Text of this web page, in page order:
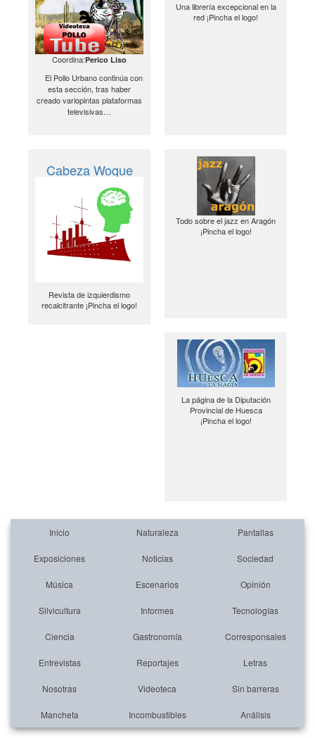
Coordina:Perico Liso
El Pollo Urbano continúa con
esta sección, tras haber
creado variopintas plataformas
televisivas…
Una librería excepcional en la
red ¡Pincha el logo!
Cabeza Woque
Revista de izquierdismo
recalcitrante ¡Pincha el logo!
Todo sobre el jazz en Aragón
¡Pincha el logo!
La página de la Diputación
Provincial de Huesca
¡Pincha el logo!
Inicio Naturaleza Pantallas
Exposiciones Noticias Sociedad
Música Escenarios Opinión
Silvicultura Informes Tecnologías
Ciencia Gastronomía Corresponsales
Entrevistas Reportajes Letras
Nosotras Videoteca Sin barreras
Mancheta Incombustibles Análisis